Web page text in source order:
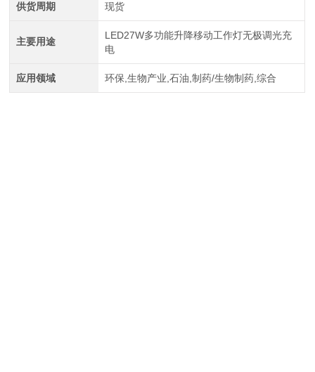
供货周期 现货
主要用途
LED27W多功能升降移动工作灯无极调光充
电
应用领域 环保,生物产业,石油,制药/生物制药,综合